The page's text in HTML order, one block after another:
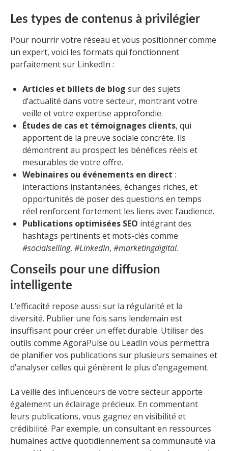
Les types de contenus à privilégier
Pour nourrir votre réseau et vous positionner comme
un expert, voici les formats qui fonctionnent
parfaitement sur LinkedIn :
Articles et billets de blog sur des sujets
d’actualité dans votre secteur, montrant votre
veille et votre expertise approfondie.
Études de cas et témoignages clients, qui
apportent de la preuve sociale concrète. Ils
démontrent au prospect les bénéfices réels et
mesurables de votre offre.
Webinaires ou événements en direct :
interactions instantanées, échanges riches, et
opportunités de poser des questions en temps
réel renforcent fortement les liens avec l’audience.
Publications optimisées SEO intégrant des
hashtags pertinents et mots-clés comme
#socialselling, #LinkedIn, #marketingdigital.
Conseils pour une diffusion
intelligente
L’efficacité repose aussi sur la régularité et la
diversité. Publier une fois sans lendemain est
insuffisant pour créer un effet durable. Utiliser des
outils comme AgoraPulse ou LeadIn vous permettra
de planifier vos publications sur plusieurs semaines et
d’analyser celles qui génèrent le plus d’engagement.
La veille des influenceurs de votre secteur apporte
également un éclairage précieux. En commentant
leurs publications, vous gagnez en visibilité et
crédibilité. Par exemple, un consultant en ressources
humaines active quotidiennement sa communauté via